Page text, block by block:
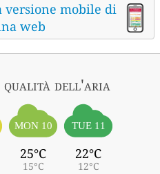
versione mobile di
web
qualità dell'aria
MON 10
25°C
15°C
TUE 11
22°C
12°C